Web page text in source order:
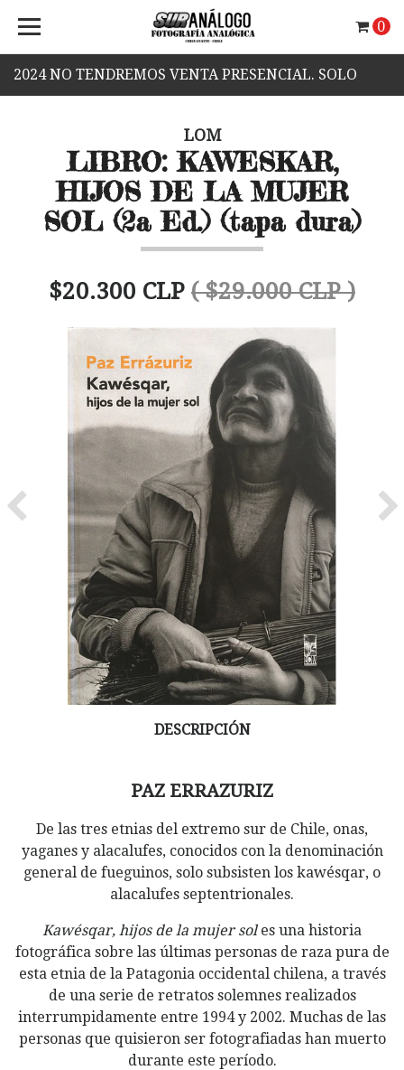
2024 NO TENDREMOS VENTA PRESENCIAL. SOLO
0
LOM
LIBRO: KAWESKAR,
HIJOS DE LA MUJER
SOL (2a Ed.) (tapa dura)
$20.300 CLP ( $29.000 CLP )
Previous
DESCRIPCIÓN
PAZ ERRAZURIZ
De las tres etnias del extremo sur de Chile, onas,
yaganes y alacalufes, conocidos con la denominación
general de fueguinos, solo subsisten los kawésqar, o
alacalufes septentrionales.
Kawésqar, hijos de la mujer soles una historia
fotográfica sobre las últimas personas de raza pura de
esta etnia de la Patagonia occidental chilena, a través
de una serie de retratos solemnes realizados
interrumpidamente entre 1994 y 2002. Muchas de las
personas que quisieron ser fotografiadas han muerto
durante este período.